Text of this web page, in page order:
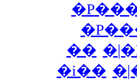
��
�i��